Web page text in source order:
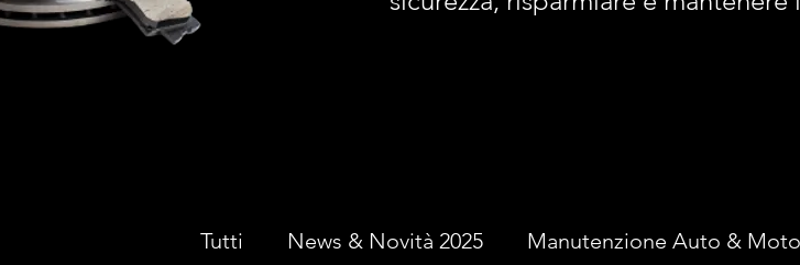
Tutti News & Novità 2025 Manutenzione Auto & Moto